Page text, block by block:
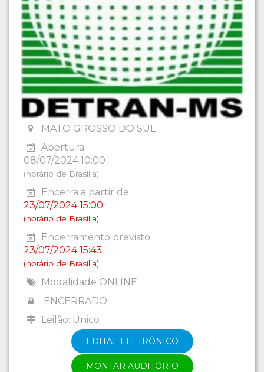
MATO GROSSO DO SUL
Abertura
08/07/2024 10:00
(horário de Brasília)
Encerra a partir de:
23/07/2024 15:00
(horário de Brasília)
Encerramento previsto:
23/07/2024 15:43
(horário de Brasília)
Modalidade ONLINE
ENCERRADO
Leilão: Único
EDITAL ELETRÔNICO
MONTAR AUDITÓRIO